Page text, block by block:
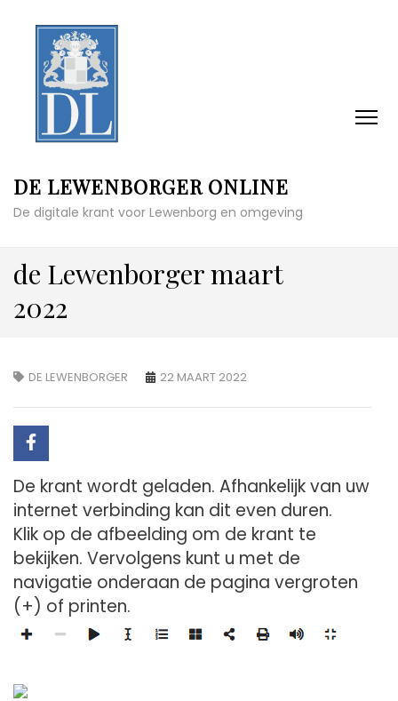
DE LEWENBORGER ONLINE
De digitale krant voor Lewenborg en omgeving
de Lewenborger maart
2022
DE LEWENBORGER 22 MAART 2022
De krant wordt geladen. Afhankelijk van uw
internet verbinding kan dit even duren.
Klik op de afbeelding om de krant te
bekijken. Vervolgens kunt u met de
navigatie onderaan de pagina vergroten
(+) of printen.